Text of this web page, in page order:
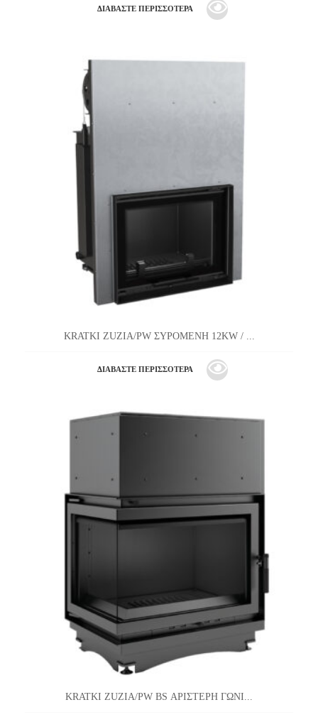
ΔΙΑΒΆΣΤΕ ΠΕΡΙΣΣΌΤΕΡΑ
KRATKI ZUZIA/PW ΣΥΡΟΜΕΝΗ 12KW / ...
ΔΙΑΒΆΣΤΕ ΠΕΡΙΣΣΌΤΕΡΑ
KRATKI ZUZIA/PW BS ΑΡΙΣΤΕΡΗ ΓΩΝΙ...